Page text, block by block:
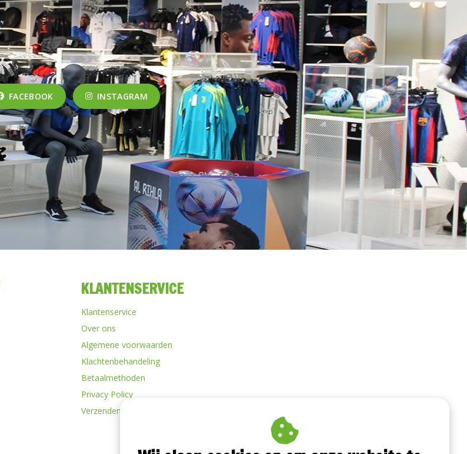
FACEBOOK INSTAGRAM
KLANTENSERVICE
Klantenservice
Over ons
Algemene voorwaarden
Klachtenbehandeling
Betaalmethoden
Privacy Policy
Verzenden & retourneren